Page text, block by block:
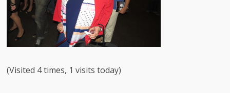
(Visited 4 times, 1 visits today)